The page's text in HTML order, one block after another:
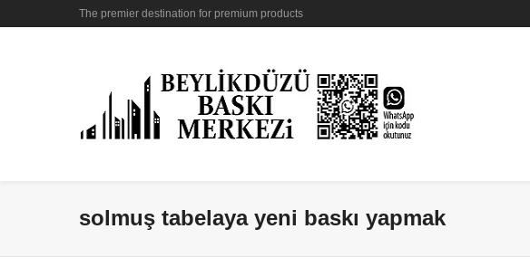
The premier destination for premium products
solmuş tabelaya yeni baskı yapmak